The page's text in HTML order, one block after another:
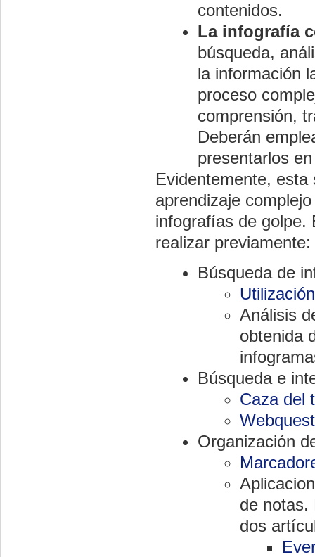
contenidos.
La infografía
búsqueda,
la información
proceso
comprensión,
Deberán
presentarlos
Evidentemente,
aprendizaje
infografías de golpe.
realizar previamente:
Búsqueda de
Análisis
obtenida
Búsqueda e
Caza del
Webquest
Organización
de notas.
dos